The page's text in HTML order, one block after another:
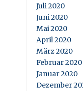
Juli 2020
Juni 2020
Mai 2020
April 2020
März 2020
Februar 2020
Januar 2020
Dezember